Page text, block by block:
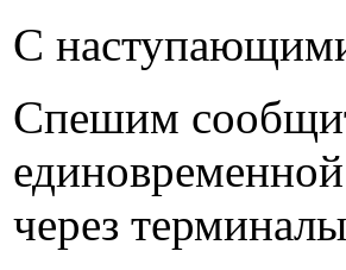
С
Спешим
через